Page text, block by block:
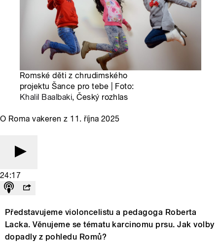
Romské děti z chrudimského
projektu Šance pro tebe | Foto:
Khalil Baalbaki, Český rozhlas
O Roma vakeren z 11. října 2025
24:17
Představujeme violoncelistu a pedagoga Roberta
Lacka. Věnujeme se tématu karcinomu prsu. Jak volby
dopadly z pohledu Romů?